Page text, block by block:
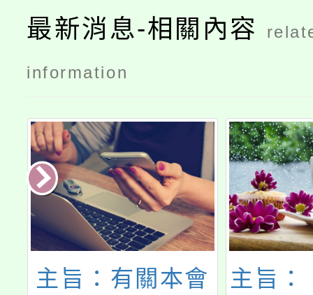
最新消息-相關內容
information
主旨：有關本會 主旨：